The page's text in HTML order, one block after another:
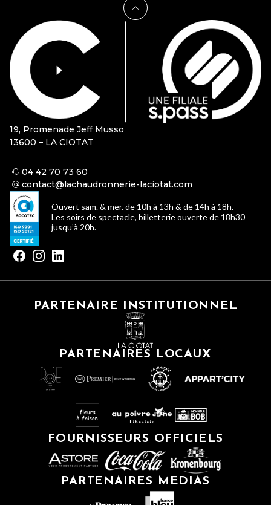
19, Promenade Jeff Musso
13600 – LA CIOTAT
04 42 70 73 60
contact@lachaudronnerie-laciotat.com
Ouvert sam. & mer. de 10h à 13h & de 14h à 18h.
Les soirs de spectacle, billetterie ouverte de 18h30
jusqu’à 20h.
PARTENAIRE INSTITUTIONNEL
PARTENAIRES LOCAUX
FOURNISSEURS OFFICIELS
PARTENAIRES MEDIAS